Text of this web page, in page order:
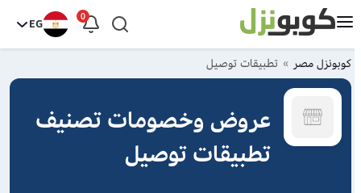
0
EG
كوبونزل مصر تطبيقات توصيل
عروض وخصومات تصنيف
تطبيقات توصيل